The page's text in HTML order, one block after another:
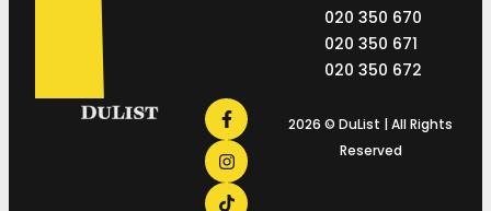
020 350 670
020 350 671
020 350 672
2026 © DuList | All Rights
Reserved